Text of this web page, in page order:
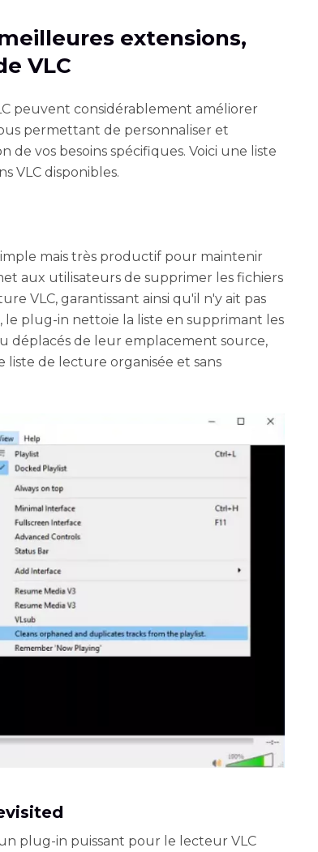
extensions,
VLC
peuvent considérablement améliorer
permettant de personnaliser et
vos besoins spécifiques. Voici une liste
VLC disponibles.
mais très productif pour maintenir
aux utilisateurs de supprimer les fichiers
VLC, garantissant ainsi qu'il n'y ait pas
le plug-in nettoie la liste en supprimant les
déplacés de leur emplacement source,
liste de lecture organisée et sans
plug-in puissant pour le lecteur VLC